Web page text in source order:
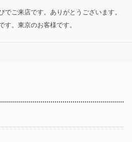
でご来店です。ありがとうございます。
す。東京のお客様です。